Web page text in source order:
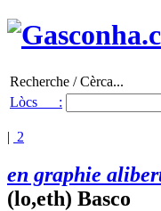
Recherche / Cèrca...
Lòcs :
| 2
en graphie
(lo,eth) Basco